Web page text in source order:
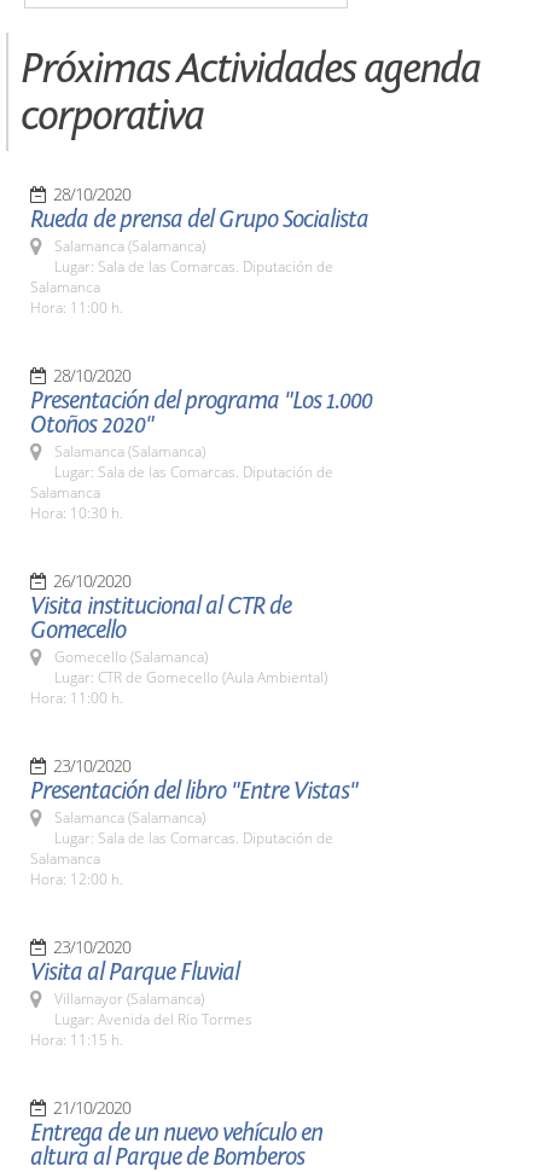
Próximas Actividades agenda
corporativa
28/10/2020
Rueda de prensa del Grupo Socialista
Salamanca (Salamanca)
Lugar: Sala de las Comarcas. Diputación de
Salamanca
Hora: 11:00 h.
28/10/2020
Presentación del programa "Los 1.000
Otoños 2020"
Salamanca (Salamanca)
Lugar: Sala de las Comarcas. Diputación de
Salamanca
Hora: 10:30 h.
26/10/2020
Visita institucional al CTR de
Gomecello
Gomecello (Salamanca)
Lugar: CTR de Gomecello (Aula Ambiental)
Hora: 11:00 h.
23/10/2020
Presentación del libro "Entre Vistas"
Salamanca (Salamanca)
Lugar: Sala de las Comarcas. Diputación de
Salamanca
Hora: 12:00 h.
23/10/2020
Visita al Parque Fluvial
Villamayor (Salamanca)
Lugar: Avenida del Río Tormes
Hora: 11:15 h.
21/10/2020
Entrega de un nuevo vehículo en
altura al Parque de Bomberos